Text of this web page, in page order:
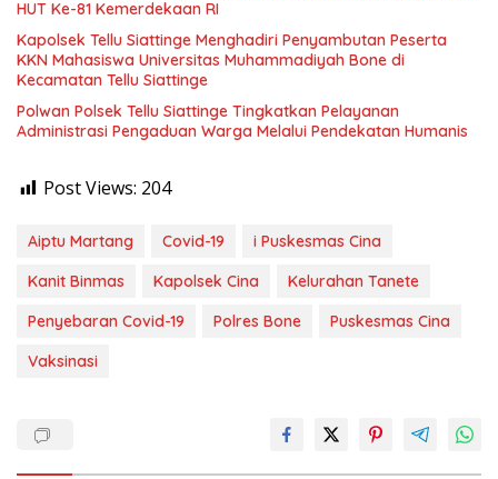
HUT Ke-81 Kemerdekaan RI
Kapolsek Tellu Siattinge Menghadiri Penyambutan Peserta
KKN Mahasiswa Universitas Muhammadiyah Bone di
Kecamatan Tellu Siattinge
Polwan Polsek Tellu Siattinge Tingkatkan Pelayanan
Administrasi Pengaduan Warga Melalui Pendekatan Humanis
Post Views: 204
Aiptu Martang Covid-19
i Puskesmas Cina
Kanit Binmas
Kapolsek Cina
Kelurahan Tanete
Penyebaran Covid-19
Polres Bone
Puskesmas Cina
Vaksinasi